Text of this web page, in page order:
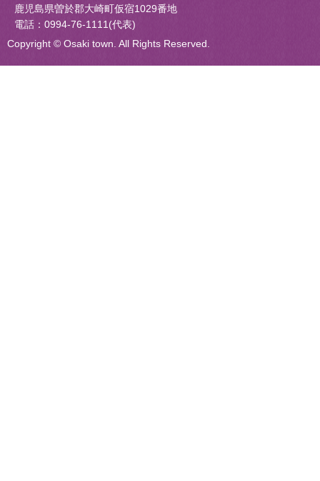
鹿児島県曽於郡大崎町仮宿1029番地
電話：0994-76-1111(代表)
Copyright © Osaki town. All Rights Reserved.